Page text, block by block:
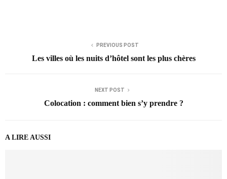
PREVIOUS POST
Les villes où les nuits d’hôtel sont les plus chères
NEXT POST
Colocation : comment bien s’y prendre ?
A LIRE AUSSI